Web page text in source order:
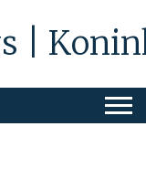
|